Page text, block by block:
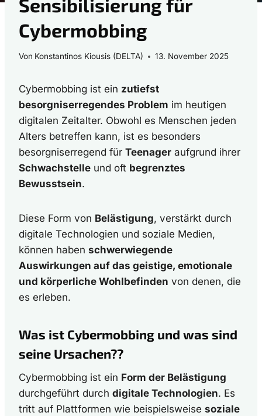
Sensibilisierung für
Cybermobbing
Von Konstantinos Kiousis (DELTA) 13. November 2025
Cybermobbing ist ein zutiefst
besorgniserregendes Problem im heutigen
digitalen Zeitalter. Obwohl es Menschen jeden
Alters betreffen kann, ist es besonders
besorgniserregend für Teenager aufgrund ihrer
Schwachstelle und oft begrenztes
Bewusstsein.
Diese Form von Belästigung, verstärkt durch
digitale Technologien und soziale Medien,
können haben schwerwiegende
Auswirkungen auf das geistige, emotionale
und körperliche Wohlbefinden von denen, die
es erleben.
Was ist Cybermobbing und was sind
seine Ursachen??
Cybermobbing ist ein Form der Belästigung
durchgeführt durch digitale Technologien. Es
tritt auf Plattformen wie beispielsweise soziale